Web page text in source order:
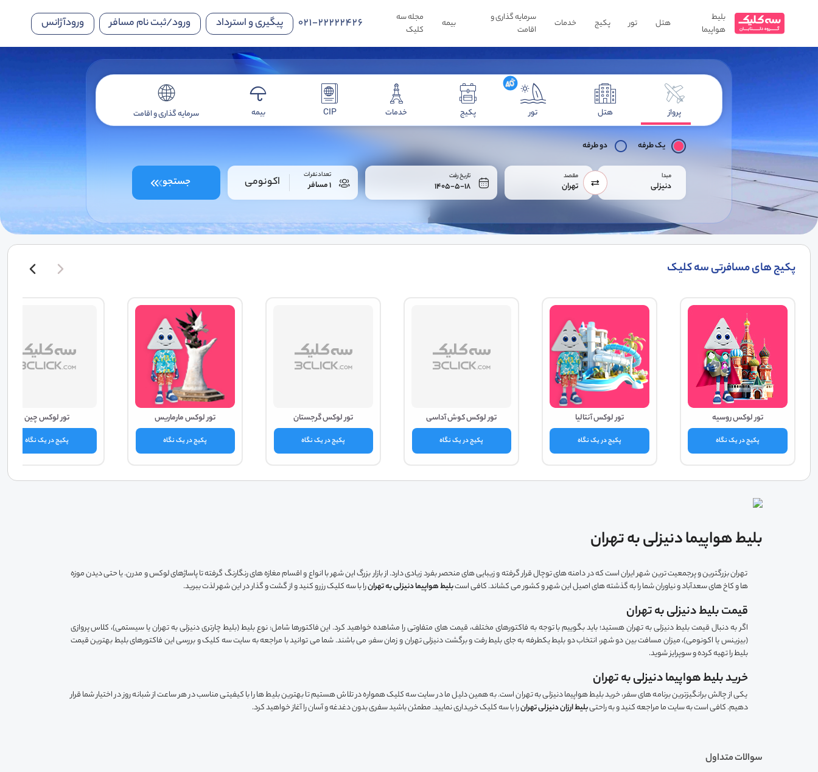
بلیط
هواپیما
هتل تور پکیج خدمات
سرمایه گذاری و
اقامت
بیمه
مجله سه
کلیک
021-22222426 پیگیری و استرداد ورود/ثبت نام مسافر ورودآژانس
پرواز هتل تور پکیج خدمات CIP بیمه سرمایه گذاری و اقامت
یک طرفه دو طرفه
مبدا
دنیزلی
مقصد
تهران
تاریخ رفت
1405-5-18
تعداد نفرات
1 مسافر اکونومی جستجو
پکیج های مسافرتی سه کلیک
تور لوکس روسیه
پکیج در یک نگاه
تور لوکس آنتالیا
پکیج در یک نگاه
تور لوکس کوش آداسی
پکیج در یک نگاه
تور لوکس گرجستان
پکیج در یک نگاه
تور لوکس مارماریس
پکیج در یک نگاه
تور لوکس چین
پکیج در یک نگاه
بلیط هواپیما دنیزلی به تهران
تهران بزرگترین و پرجمعیت ترین شهر ایران است که در دامنه های توچال قرار گرفته و زیبایی های منحصر بفرد زیادی دارد. از بازار بزرگ این شهر با انواع و اقسام مغازه های رنگارنگ گرفته تا پاساژهای لوکس و مدرن. یا حتی دیدن موزه
ها و کاخ های سعدآباد و نیاوران شما را به گذشته های اصیل این شهر و کشور می کشاند. کافی استبلیط هواپیما دنیزلی به تهرانرا با سه کلیک رزرو کنید و از گشت و گذار در این شهر لذت ببرید.
قیمت بلیط دنیزلی به تهران
اگر به دنبال قیمت بلیط دنیزلی به تهران هستید؛ باید بگوییم با توجه به فاکتورهای مختلف، قیمت های متفاوتی را مشاهده خواهید کرد. این فاکتورها شامل: نوع بلیط (بلیط چارتری دنیزلی به تهران یا سیستمی)، کلاس پروازی
(بیزینس یا اکونومی)، میزان مسافت بین دو شهر، انتخاب دو بلیط یکطرفه به جای بلیط رفت و برگشت دنیزلی تهران و زمان سفر، می باشند. شما می توانید با مراجعه به سایت سه کلیک و بررسی این فاکتورهای بلیط بهترین قیمت
بلیط را تهیه کرده و سوپرایز شوید.
خرید بلیط هواپیما دنیزلی به تهران
یکی از چالش برانگیزترین برنامه های سفر، خرید بلیط هواپیما دنیزلی به تهران است. به همین دلیل ما در سایت سه کلیک همواره در تلاش هستیم تا بهترین بلیط ها را با کیفیتی مناسب در هر ساعت از شبانه روز در اختیار شما قرار
دهیم. کافی است به سایت ما مراجعه کنید و به راحتیبلیط ارزان دنیزلی تهرانرا با سه کلیک خریداری نمایید. مطمئن باشید سفری بدون دغدغه و آسان را آغاز خواهید کرد.
سوالات متداول